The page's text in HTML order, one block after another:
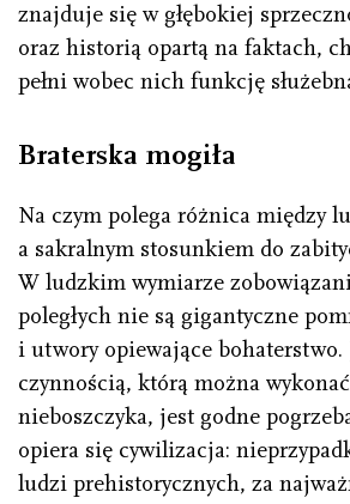
znajduje się w głębokiej
oraz historią opartą na faktach,
pełni wobec nich funkcję
Braterska mogiła
Na czym polega różnica między
a sakralnym stosunkiem do
W ludzkim wymiarze
poległych nie są gigantyczne
i utwory opiewające bohaterstwo.
czynnością, którą można
nieboszczyka, jest godne
opiera się cywilizacja:
ludzi prehistorycznych, za